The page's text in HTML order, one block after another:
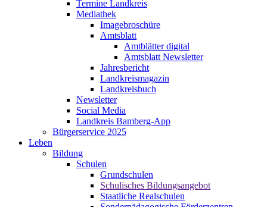
Termine Landkreis
Mediathek
Imagebroschüre
Amtsblatt
Amtblätter digital
Amtsblatt Newsletter
Jahresbericht
Landkreismagazin
Landkreisbuch
Newsletter
Social Media
Landkreis Bamberg-App
Bürgerservice 2025
Leben
Bildung
Schulen
Grundschulen
Schulisches Bildungsangebot
Staatliche Realschulen